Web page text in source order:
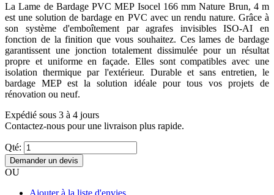
La Lame de Bardage PVC MEP Isocel 166 mm Nature Brun, 4 m
est une solution de bardage en PVC avec un rendu nature. Grâce à
son système d'emboîtement par agrafes invisibles ISO-AI en
fonction de la finition que vous souhaitez. Ces lames de bardage
garantissent une jonction totalement dissimulée pour un résultat
propre et uniforme en façade. Elles sont compatibles avec une
isolation thermique par l'extérieur. Durable et sans entretien, le
bardage MEP est la solution idéale pour tous vos projets de
rénovation ou neuf.
Expédié sous 3 à 4 jours
Contactez-nous pour une livraison plus rapide.
Qté:
Demander un devis
OU
Ajouter à la liste d'envies